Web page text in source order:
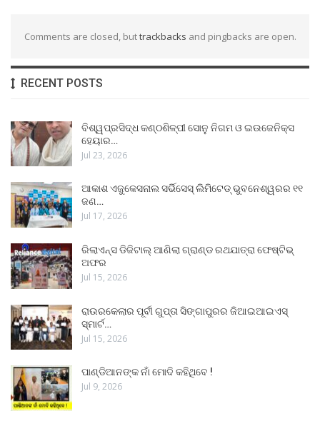
Comments are closed, buttrackbacks and pingbacks are open.
RECENT POSTS
ବିଶ୍ୱପ୍ରସିଦ୍ଧ କଣ୍ଠଶିଳ୍ପୀ ସୋନୁ ନିଗମ ଓ ଇଉଜେନିକ୍ସ
ହେୟାର…
Jul 23, 2026
ଆକାଶ ଏଜୁକେସନାଲ ସର୍ଭିସେସ୍ ଲିମିଟେଡ୍ ଭୁବନେଶ୍ୱରର ୧୧
ଜଣ…
Jul 17, 2026
ରିଲାଏନ୍ସ ଡିଜିଟାଲ୍ ଆଣିଲା ଗ୍ରାଣ୍ଡ ରଥଯାତ୍ରା ଫେଷ୍ଟିଭ୍
ଅଫର
Jul 15, 2026
ରାଉରକେଲାର ପୂର୍ବୀ ଗୁପ୍ତା ସିଙ୍ଗାପୁରର ଜିଆଇଆଇଏସ୍
ସ୍ମାର୍ଟ…
Jul 15, 2026
ପାଣ୍ଡିଆନଙ୍କ ନାଁ ମୋଦି କହିଥିବେ !
Jul 9, 2026